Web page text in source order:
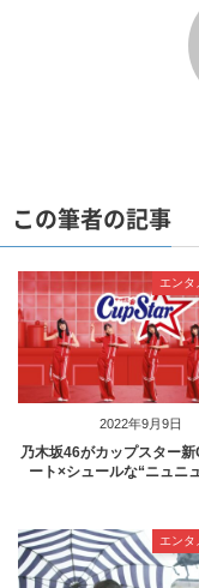
この筆者の記事
2022年9月9日
エンタ
乃木坂46がカップスター新
ート×シュールな“ニュニ
エンタ